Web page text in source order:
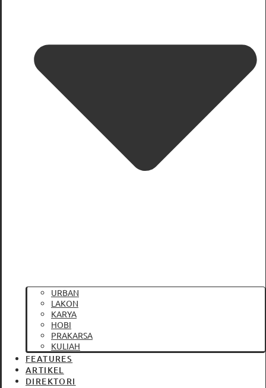
URBAN
LAKON
KARYA
HOBI
PRAKARSA
KULIAH
FEATURES
ARTIKEL
DIREKTORI